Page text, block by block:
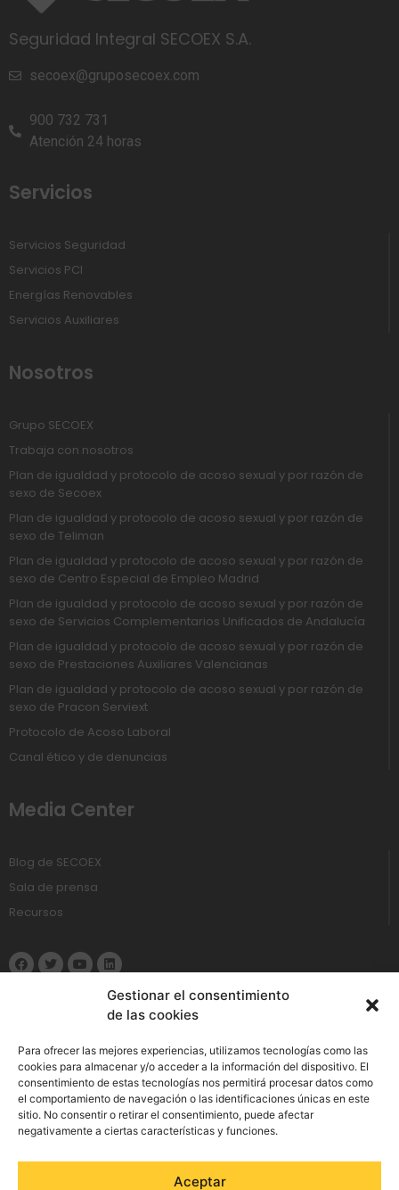
Gestionar el consentimiento
de las cookies
Para ofrecer las mejores experiencias, utilizamos tecnologías como las
cookies para almacenar y/o acceder a la información del dispositivo. El
consentimiento de estas tecnologías nos permitirá procesar datos como
el comportamiento de navegación o las identificaciones únicas en este
sitio. No consentir o retirar el consentimiento, puede afectar
negativamente a ciertas características y funciones.
Aceptar
Seguridad Integral SECOEX S.A.
secoex@gruposecoex.com
900 732 731
Atención 24 horas
Servicios
Servicios Seguridad
Servicios PCI
Energías Renovables
Servicios Auxiliares
Nosotros
Grupo SECOEX
Trabaja con nosotros
Plan de igualdad y protocolo de acoso sexual y por razón de
sexo de Secoex
Plan de igualdad y protocolo de acoso sexual y por razón de
sexo de Teliman
Plan de igualdad y protocolo de acoso sexual y por razón de
sexo de Centro Especial de Empleo Madrid
Plan de igualdad y protocolo de acoso sexual y por razón de
sexo de Servicios Complementarios Unificados de Andalucía
Plan de igualdad y protocolo de acoso sexual y por razón de
sexo de Prestaciones Auxiliares Valencianas
Plan de igualdad y protocolo de acoso sexual y por razón de
sexo de Pracon Serviext
Protocolo de Acoso Laboral
Canal ético y de denuncias
Media Center
Blog de SECOEX
Sala de prensa
Recursos
Política de Privacidad
Aviso Legal
Política de cookies
Política de Seguridad de la Información